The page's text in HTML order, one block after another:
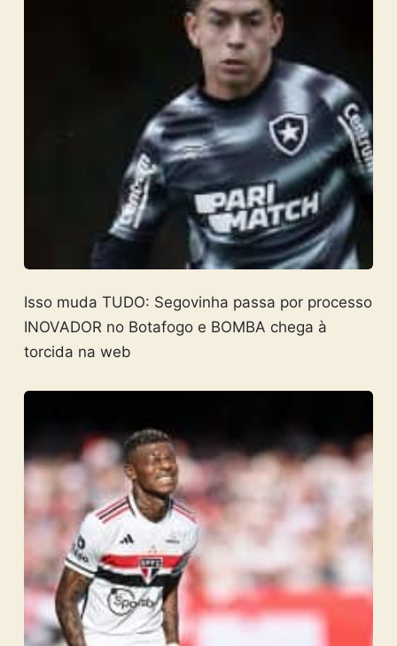
Isso muda TUDO: Segovinha passa por processo
INOVADOR no Botafogo e BOMBA chega à
torcida na web